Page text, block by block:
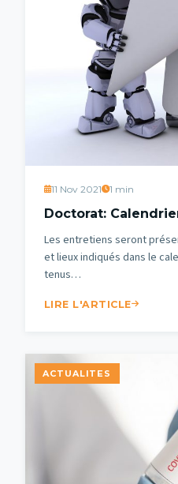
11 Nov 2021 1 min
Doctorat:
Les entretiens seront
et lieux indiqués dans le
tenus…
LIRE L'ARTICLE
ACTUALITES